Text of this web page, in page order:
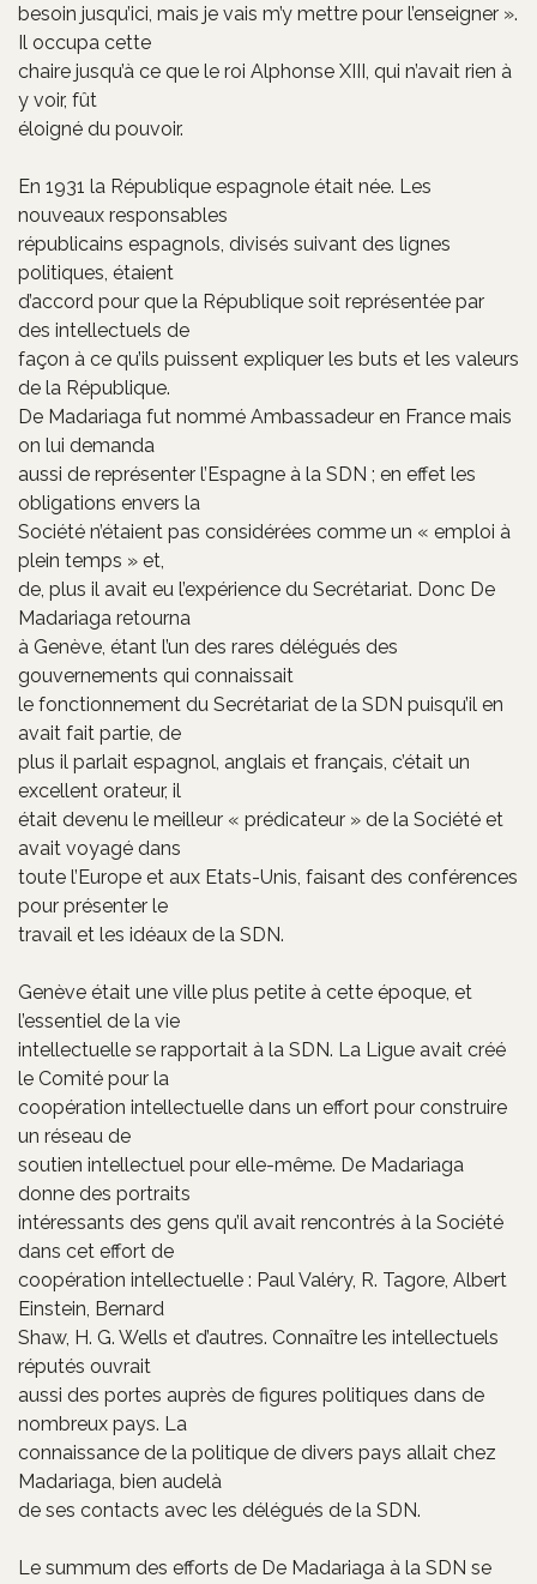
besoin jusqu’ici, mais je vais m’y mettre pour l’enseigner ».
Il occupa cette
chaire jusqu’à ce que le roi Alphonse XIII, qui n’avait rien à
y voir, fût
éloigné du pouvoir.
En 1931 la République espagnole était née. Les
nouveaux responsables
républicains espagnols, divisés suivant des lignes
politiques, étaient
d’accord pour que la République soit représentée par
des intellectuels de
façon à ce qu’ils puissent expliquer les buts et les valeurs
de la République.
De Madariaga fut nommé Ambassadeur en France mais
on lui demanda
aussi de représenter l’Espagne à la SDN ; en effet les
obligations envers la
Société n’étaient pas considérées comme un « emploi à
plein temps » et,
de, plus il avait eu l’expérience du Secrétariat. Donc De
Madariaga retourna
à Genève, étant l’un des rares délégués des
gouvernements qui connaissait
le fonctionnement du Secrétariat de la SDN puisqu’il en
avait fait partie, de
plus il parlait espagnol, anglais et français, c’était un
excellent orateur, il
était devenu le meilleur « prédicateur » de la Société et
avait voyagé dans
toute l’Europe et aux Etats-Unis, faisant des conférences
pour présenter le
travail et les idéaux de la SDN.
Genève était une ville plus petite à cette époque, et
l’essentiel de la vie
intellectuelle se rapportait à la SDN. La Ligue avait créé
le Comité pour la
coopération intellectuelle dans un effort pour construire
un réseau de
soutien intellectuel pour elle-même. De Madariaga
donne des portraits
intéressants des gens qu’il avait rencontrés à la Société
dans cet effort de
coopération intellectuelle : Paul Valéry, R. Tagore, Albert
Einstein, Bernard
Shaw, H. G. Wells et d’autres. Connaître les intellectuels
réputés ouvrait
aussi des portes auprès de figures politiques dans de
nombreux pays. La
connaissance de la politique de divers pays allait chez
Madariaga, bien audelà
de ses contacts avec les délégués de la SDN.
Le summum des efforts de De Madariaga à la SDN se